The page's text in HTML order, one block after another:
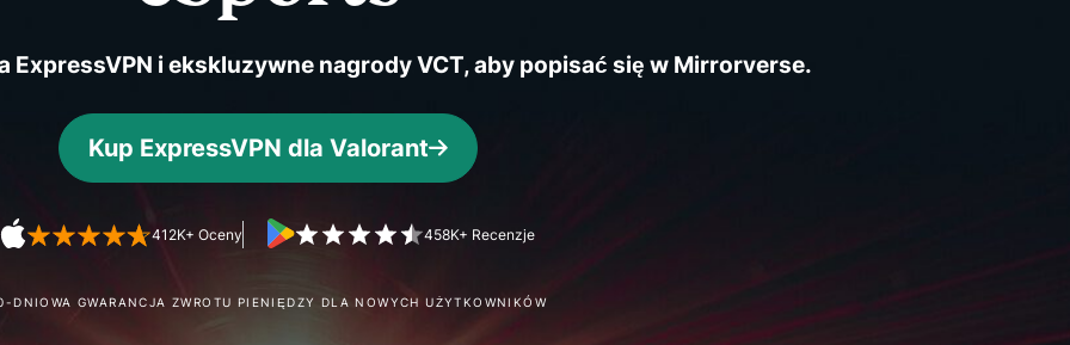
wieloskładnikowe
oparta na
przetwarzaniu
zapewniająca
inteligencję
zestaw
ExpressVPN i ekskluzywne nagrody VCT, aby popisać się w Mirrorverse.
Kup ExpressVPN dla Valorant
412K+ Oceny 458K+ Recenzje
DNIOWA GWARANCJA ZWROTU PIENIĘDZY DLA NOWYCH UŻYTKOWNIKÓW